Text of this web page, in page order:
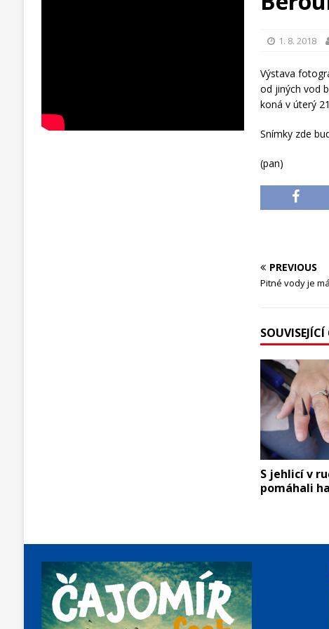
1. 8. 2018
Výstava
od jiných vod
koná v úterý
Snímky zde
(pan)
PREVIOUS
Pitné vody je
S jehlicí v
pomáhali